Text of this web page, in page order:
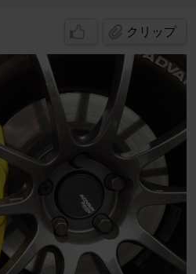
クリップ